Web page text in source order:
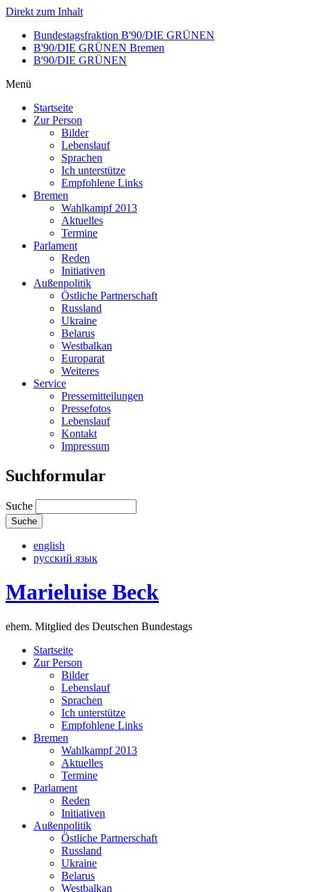
Direkt zum Inhalt
Bundestagsfraktion B'90/DIE GRÜNEN
B'90/DIE GRÜNEN Bremen
B'90/DIE GRÜNEN
Menü
Startseite
Zur Person
Bilder
Lebenslauf
Sprachen
Ich unterstütze
Empfohlene Links
Bremen
Wahlkampf 2013
Aktuelles
Termine
Parlament
Reden
Initiativen
Außenpolitik
Östliche Partnerschaft
Russland
Ukraine
Belarus
Westbalkan
Europarat
Weiteres
Service
Pressemitteilungen
Pressefotos
Lebenslauf
Kontakt
Impressum
Suchformular
Suche
english
русский язык
Marieluise Beck
ehem. Mitglied des Deutschen Bundestags
Startseite
Zur Person
Bilder
Lebenslauf
Sprachen
Ich unterstütze
Empfohlene Links
Bremen
Wahlkampf 2013
Aktuelles
Termine
Parlament
Reden
Initiativen
Außenpolitik
Östliche Partnerschaft
Russland
Ukraine
Belarus
Westbalkan